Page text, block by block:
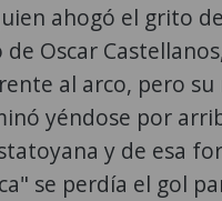
ahogó el grito
Oscar
al arco, pero su
yéndose por
y de esa
se perdía el gol